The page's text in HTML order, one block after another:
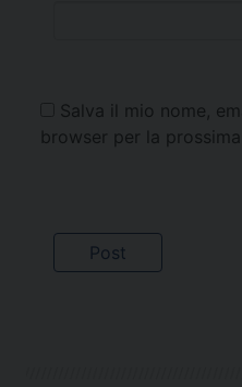
Salva il mio nome,
browser per la